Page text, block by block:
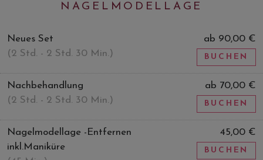
NAGELMODELLAGE
Neues Set
(2 Std. - 2 Std. 30 Min.)
ab 90,00 €
BUCHEN
Nachbehandlung
(2 Std. - 2 Std. 30 Min.)
ab 70,00 €
BUCHEN
Nagelmodellage -Entfernen
inkl.Maniküre
45,00 €
BUCHEN